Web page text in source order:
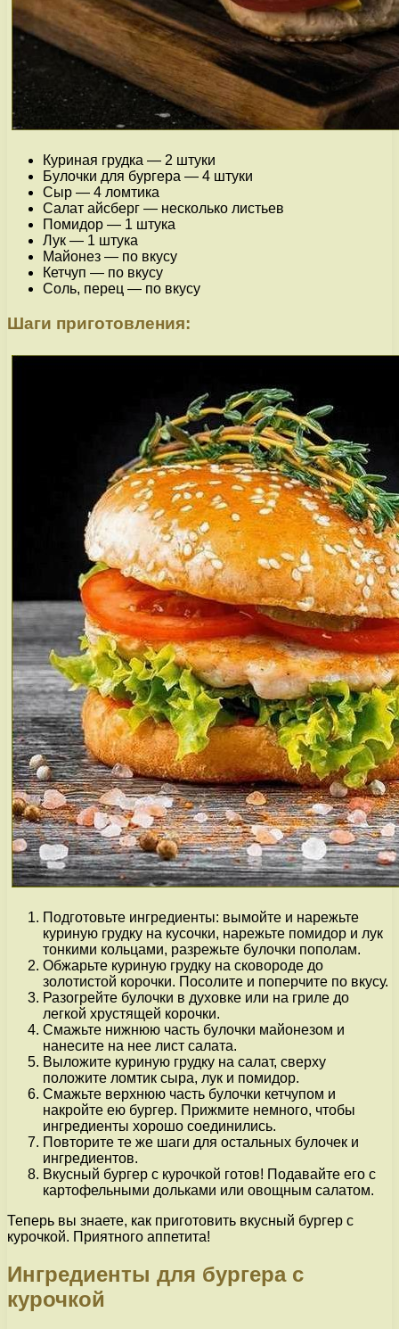
Куриная грудка — 2 штуки
Булочки для бургера — 4 штуки
Сыр — 4 ломтика
Салат айсберг — несколько листьев
Помидор — 1 штука
Лук — 1 штука
Майонез — по вкусу
Кетчуп — по вкусу
Соль, перец — по вкусу
Шаги приготовления:
Подготовьте ингредиенты: вымойте и нарежьте
куриную грудку на кусочки, нарежьте помидор и лук
тонкими кольцами, разрежьте булочки пополам.
Обжарьте куриную грудку на сковороде до
золотистой корочки. Посолите и поперчите по вкусу.
Разогрейте булочки в духовке или на гриле до
легкой хрустящей корочки.
Смажьте нижнюю часть булочки майонезом и
нанесите на нее лист салата.
Выложите куриную грудку на салат, сверху
положите ломтик сыра, лук и помидор.
Смажьте верхнюю часть булочки кетчупом и
накройте ею бургер. Прижмите немного, чтобы
ингредиенты хорошо соединились.
Повторите те же шаги для остальных булочек и
ингредиентов.
Вкусный бургер с курочкой готов! Подавайте его с
картофельными дольками или овощным салатом.
Теперь вы знаете, как приготовить вкусный бургер с
курочкой. Приятного аппетита!
Ингредиенты для бургера с
курочкой